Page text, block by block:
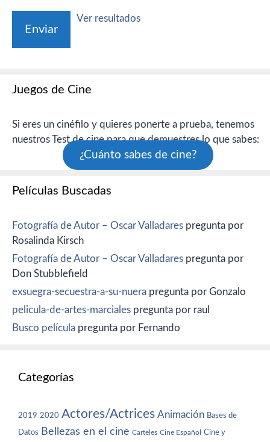
Ver resultados
Juegos de Cine
Si eres un cinéfilo y quieres ponerte a prueba, tenemos
nuestros Test de cine para que demuestres lo que sabes:
¿Cuánto sabes de cine?
Películas Buscadas
Fotografía de Autor – Oscar Valladares pregunta por
Rosalinda Kirsch
Fotografía de Autor – Oscar Valladares pregunta por
Don Stubblefield
exsuegra-secuestra-a-su-nuera pregunta por Gonzalo
pelicula-de-artes-marciales pregunta por raul
Busco película pregunta por Fernando
Categorías
2019 2020 Actores/Actrices Animación Bases de
Datos Bellezas en el cine Carteles Cine Español Cine y